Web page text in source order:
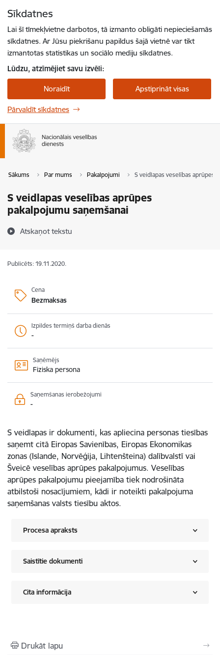
Sīkdatnes
Lai šī tīmekļvietne darbotos, tā izmanto obligāti nepieciešamās
sīkdatnes. Ar Jūsu piekrišanu papildus šajā vietnē var tikt
izmantotas statistikas un sociālo mediju sīkdatnes.
Lūdzu, atzīmējiet savu izvēli:
Noraidīt Apstiprināt visas
Pārvaldīt sīkdatnes
Sākums Par mums Pakalpojumi S veidlapas veselības aprūpes
S veidlapas veselības aprūpes
pakalpojumu saņemšanai
Atskaņot tekstu
Publicēts: 19.11.2020.
Cena
Bezmaksas
Izpildes termiņš darba dienās
-
Saņēmējs
Fiziska persona
Saņemšanas ierobežojumi
-
S veidlapas ir dokumenti, kas apliecina personas tiesības
saņemt citā Eiropas Savienības, Eiropas Ekonomikas
zonas (Islande, Norvēģija, Lihtenšteina) dalībvalstī vai
Šveicē veselības aprūpes pakalpojumus. Veselības
aprūpes pakalpojumu pieejamība tiek nodrošināta
atbilstoši nosacījumiem, kādi ir noteikti pakalpojuma
saņemšanas valsts tiesību aktos.
Procesa apraksts
Saistītie dokumenti
Cita informācija
Drukāt lapu